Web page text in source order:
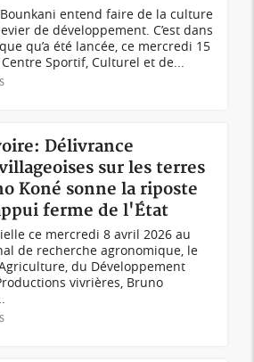
entend faire de la culture
de développement. C’est dans
qu’a été lancée, ce mercredi 15
Sportif, Culturel et de...
Délivrance
sur les terres
Koné sonne la riposte
ferme de l'État
ce mercredi 8 avril 2026 au
de recherche agronomique, le
du Développement
vivrières, Bruno